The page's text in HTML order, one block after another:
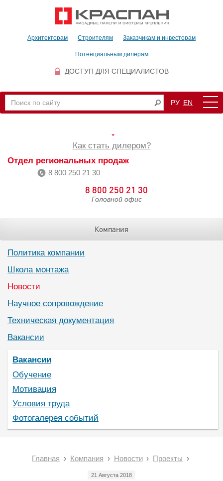
Архитекторам Строителям Заказчикам и инвесторам
Потенциальным дилерам
ДОСТУП ДЛЯ СПЕЦИАЛИСТОВ
РУ EN
Как стать дилером?
Отдел региональных продаж
8 800 250 21 30
8 800 250 21 30
Головной офис
Компания
Политика компании
Школа монтажа
Новости
Научное сопровождение
Техническая документация
Вакансии
Вакансии
Обучение
Мотивация
Условия труда
Фотогалерея событий
Главная Компания Новости Проекты
21 Августа 2018